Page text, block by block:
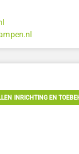
INRICHTING EN